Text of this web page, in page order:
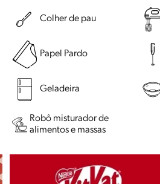
Colher de pau
Papel Pardo
Geladeira
Robô misturador de
alimentos e massas